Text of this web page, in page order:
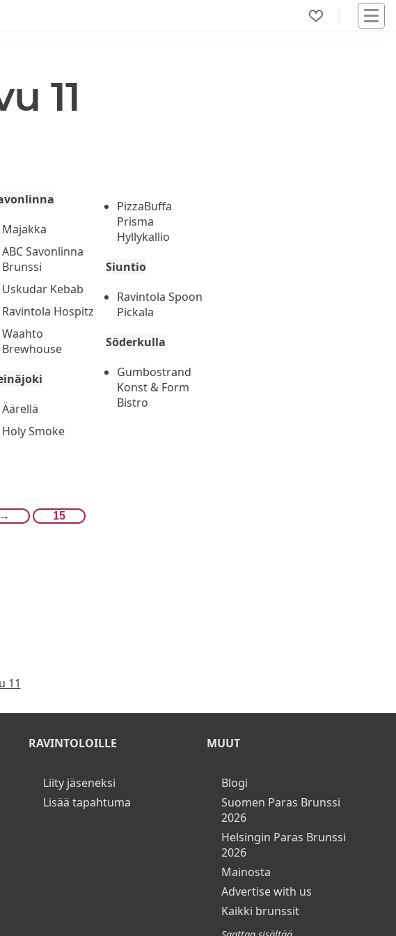
11
Majakka
ABC Savonlinna
Brunssi
Uskudar Kebab
Ravintola Hospitz
Waahto
Brewhouse
Äärellä
Holy Smoke
PizzaBuffa
Prisma
Hyllykallio
Siuntio
Ravintola Spoon
Pickala
Söderkulla
Gumbostrand
Konst & Form
Bistro
→ 15
11
RAVINTOLOILLE
Liity jäseneksi
Lisää tapahtuma
MUUT
Blogi
Suomen Paras Brunssi
2026
Helsingin Paras Brunssi
2026
Mainosta
Advertise with us
Kaikki brunssit